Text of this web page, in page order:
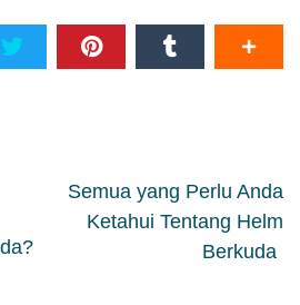
Semua yang Perlu Anda
Ketahui Tentang Helm
Berkuda